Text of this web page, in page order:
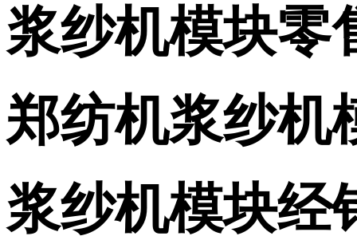
浆纱机模块零
郑纺机浆纱机
浆纱机模块经